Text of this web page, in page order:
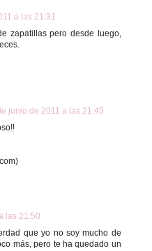
a las 21:31
zapatillas pero desde luego,
junio de 2011 a las 21:45
las 21:50
que yo no soy mucho de
más, pero te ha quedado un